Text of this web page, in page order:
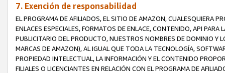
7. Exención de responsabilidad
EL PROGRAMA DE AFILIADOS, EL SITIO DE AMAZON, CUALESQUIERA
ENLACES ESPECIALES, FORMATOS DE ENLACE, CONTENIDO, API
PUBLICITARIO DEL PRODUCTO, NUESTROS NOMBRES DE DOMINIO Y
MARCAS DE AMAZON), AL IGUAL QUE TODA LA TECNOLOGÍA,
PROPIEDAD INTELECTUAL, LA INFORMACIÓN Y EL CONTENIDO
FILIALES O LICENCIANTES EN RELACIÓN CON EL PROGRAMA DE